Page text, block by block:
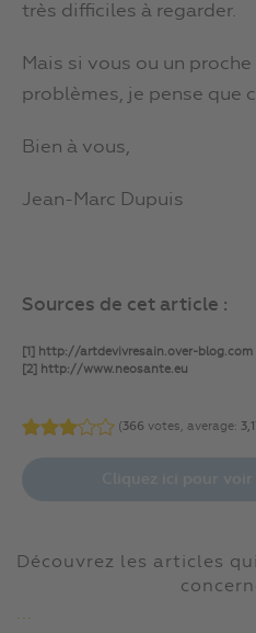
très difficiles à regarder.
Mais si vous ou un
problèmes, je pense que
Bien à vous,
Jean-Marc Dupuis
Sources de cet article :
[1] http://artdevivresain.over-blog.com
[2] http://www.neosante.eu
(366 votes, average:
Découvrez les articles qui
...